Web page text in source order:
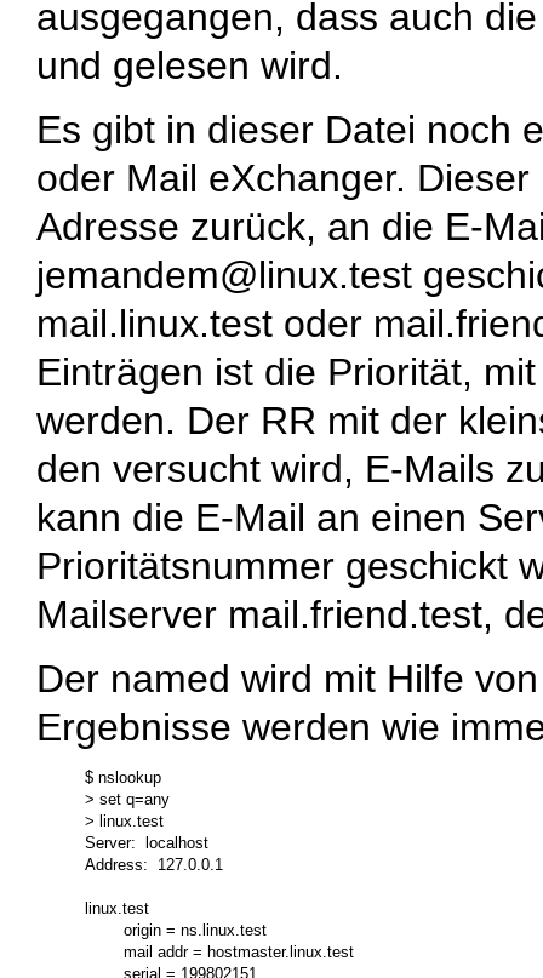
ausgegangen, dass auch
und gelesen wird.
Es gibt in dieser Datei noch
oder Mail eXchanger.
Adresse zurück, an die E-
jemandem@linux.test
mail.linux.test oder
Einträgen ist die Priorität,
werden. Der RR mit der
den versucht wird, E-Mails
kann die E-Mail an einen
Prioritätsnummer geschickt
Mailserver mail.friend.test,
Der named wird mit Hilfe
Ergebnisse werden wie
$ nslookup
> set q=any
> linux.test
Server:  localhost
Address:  127.0.0.1
linux.test
        origin = ns.linux.test
        mail addr = hostmaster.linux.test
        serial = 199802151